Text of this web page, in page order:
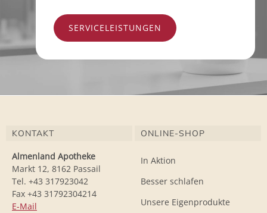
SERVICELEISTUNGEN
KONTAKT
Almenland Apotheke
Markt 12, 8162 Passail
Tel. +43 317923042
Fax +43 31792304214
E-Mail
ONLINE-SHOP
In Aktion
Besser schlafen
Unsere Eigenprodukte